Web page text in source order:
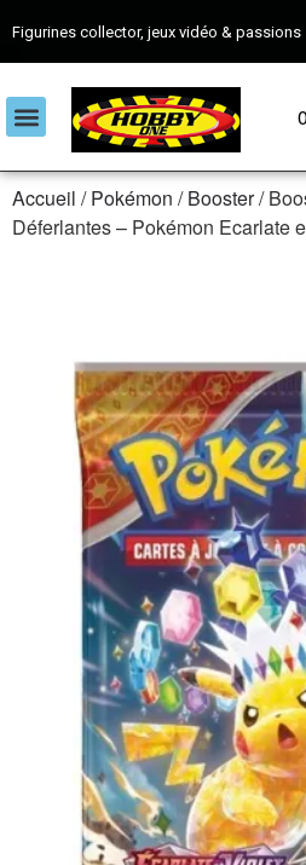
Figurines collector, jeux vidéo & passions
Accueil /Pokémon /Booster/
Déferlantes – Pokémon Ecarlate